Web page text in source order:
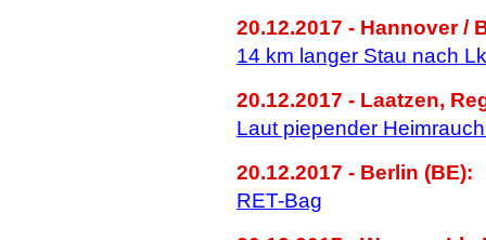
20.12.2017 - Hannover /
14 km langer Stau nach
20.12.2017 - Laatzen,
Laut piepender
20.12.2017 - Berlin (BE):
RET-Bag